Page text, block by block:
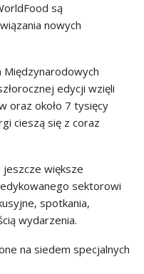
są
nowych
edycji wzięli
oraz około 7 tysięcy
cieszą się z coraz
jeszcze większe
sektorowi
spotkania,
wydarzenia.
na siedem specjalnych